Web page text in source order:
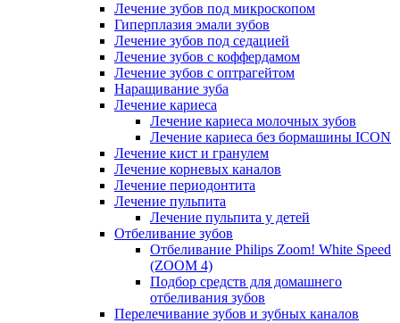
Лечение зубов под микроскопом
Гиперплазия эмали зубов
Лечение зубов под седацией
Лечение зубов с коффердамом
Лечение зубов с оптрагейтом
Наращивание зуба
Лечение кариеса
Лечение кариеса молочных зубов
Лечение кариеса без бормашины ICON
Лечение кист и гранулем
Лечение корневых каналов
Лечение периодонтита
Лечение пульпита
Лечение пульпита у детей
Отбеливание зубов
Отбеливание Philips Zoom! White Speed
(ZOOM 4)
Подбор средств для домашнего
отбеливания зубов
Перелечивание зубов и зубных каналов